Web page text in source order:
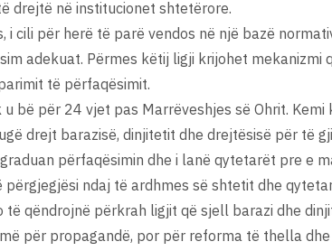
drejtë në institucionet shtetërore.
cili për herë të parë vendos në një bazë
adekuat. Përmes këtij ligji krijohet mekanizmi
të përfaqësimit.
bë për 24 vjet pas Marrëveshjes së Ohrit.
drejt barazisë, dinjitetit dhe drejtësisë për të
përfaqësimin dhe i lanë qytetarët pre e
ndaj të ardhmes së shtetit dhe
qëndrojnë përkrah ligjit që sjell barazi dhe
për propagandë, por për reforma të thella